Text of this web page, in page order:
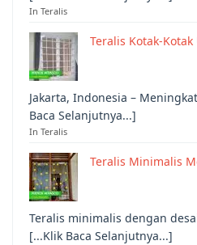
In Teralis
Teralis Kotak-
Jakarta, Indonesia –
Baca Selanjutnya...]
In Teralis
Teralis Minimalis
Teralis minimalis dengan
[...Klik Baca Selanjutnya...]